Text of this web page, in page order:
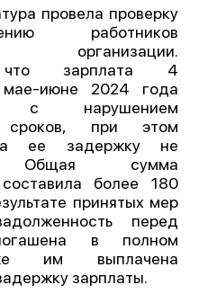
публикацию
провела проверку
работников
организации.
что зарплата 4
июне 2024 года
с нарушением
сроков, при этом
ее задержку не
Общая сумма
более 180
принятых мер
перед
в полном
им выплачена
зарплаты.